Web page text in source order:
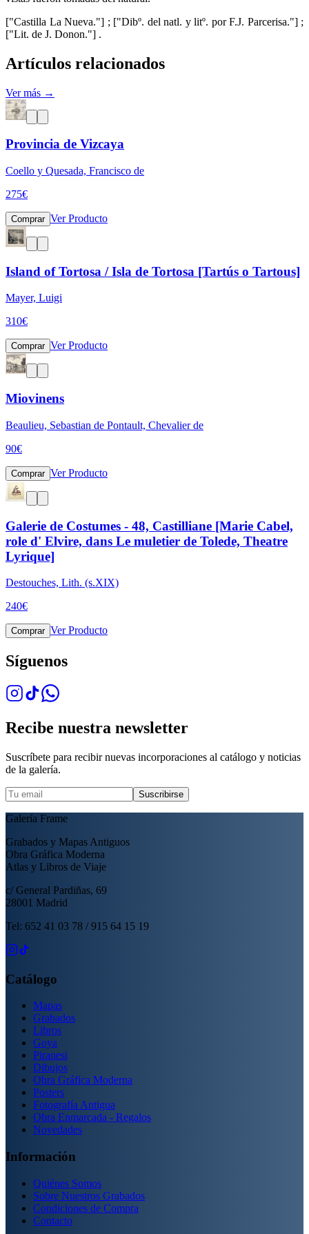
["Castilla La Nueva."] ; ["Dibº. del natl. y litº. por F.J. Parcerisa."] ;
["Lit. de J. Donon."] .
Artículos relacionados
Ver más →
Provincia de Vizcaya
Coello y Quesada, Francisco de
275€
Comprar Ver Producto
Island of Tortosa / Isla de Tortosa [Tartús o Tartous]
Mayer, Luigi
310€
Comprar Ver Producto
Miovinens
Beaulieu, Sebastian de Pontault, Chevalier de
90€
Comprar Ver Producto
Galerie de Costumes - 48, Castilliane [Marie Cabel,
role d' Elvire, dans Le muletier de Tolede, Theatre
Lyrique]
Destouches, Lith. (s.XIX)
240€
Comprar Ver Producto
Síguenos
Recibe nuestra newsletter
Suscríbete para recibir nuevas incorporaciones al catálogo y noticias
de la galería.
Suscribirse
Galería Frame
Grabados y Mapas Antiguos
Obra Gráfica Moderna
Atlas y Libros de Viaje
c/ General Pardiñas, 69
28001 Madrid
Tel: 652 41 03 78 / 915 64 15 19
Catálogo
Mapas
Grabados
Libros
Goya
Piranesi
Dibujos
Obra Gráfica Moderna
Posters
Fotografía Antigua
Obra Enmarcada - Regalos
Novedades
Información
Quiénes Somos
Sobre Nuestros Grabados
Condiciones de Compra
Contacto